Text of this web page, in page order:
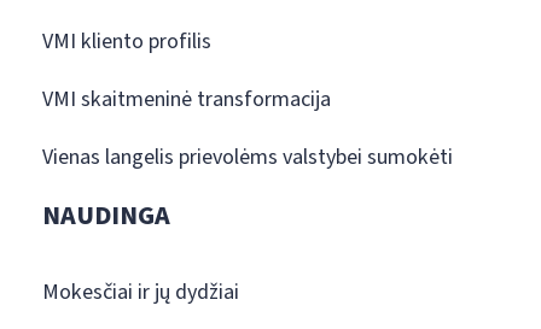
VMI kliento profilis
VMI skaitmeninė transformacija
Vienas langelis prievolėms valstybei sumokėti
NAUDINGA
Mokesčiai ir jų dydžiai